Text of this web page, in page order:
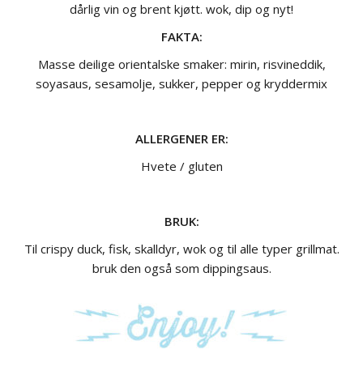
dårlig vin og brent kjøtt. wok, dip og nyt!
FAKTA:
Masse deilige orientalske smaker: mirin, risvineddik,
soyasaus, sesamolje, sukker, pepper og kryddermix
ALLERGENER ER:
Hvete / gluten
BRUK:
Til crispy duck, fisk, skalldyr, wok og til alle typer grillmat.
bruk den også som dippingsaus.